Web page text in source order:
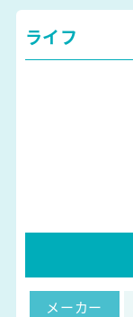
ライフ
メーカー